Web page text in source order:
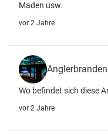
Maden usw.
vor 2 Jahre
Wo befindet sich diese
vor 2 Jahre